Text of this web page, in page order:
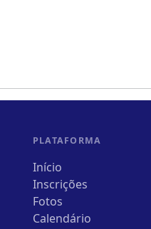
PLATAFORMA
Início
Inscrições
Fotos
Calendário